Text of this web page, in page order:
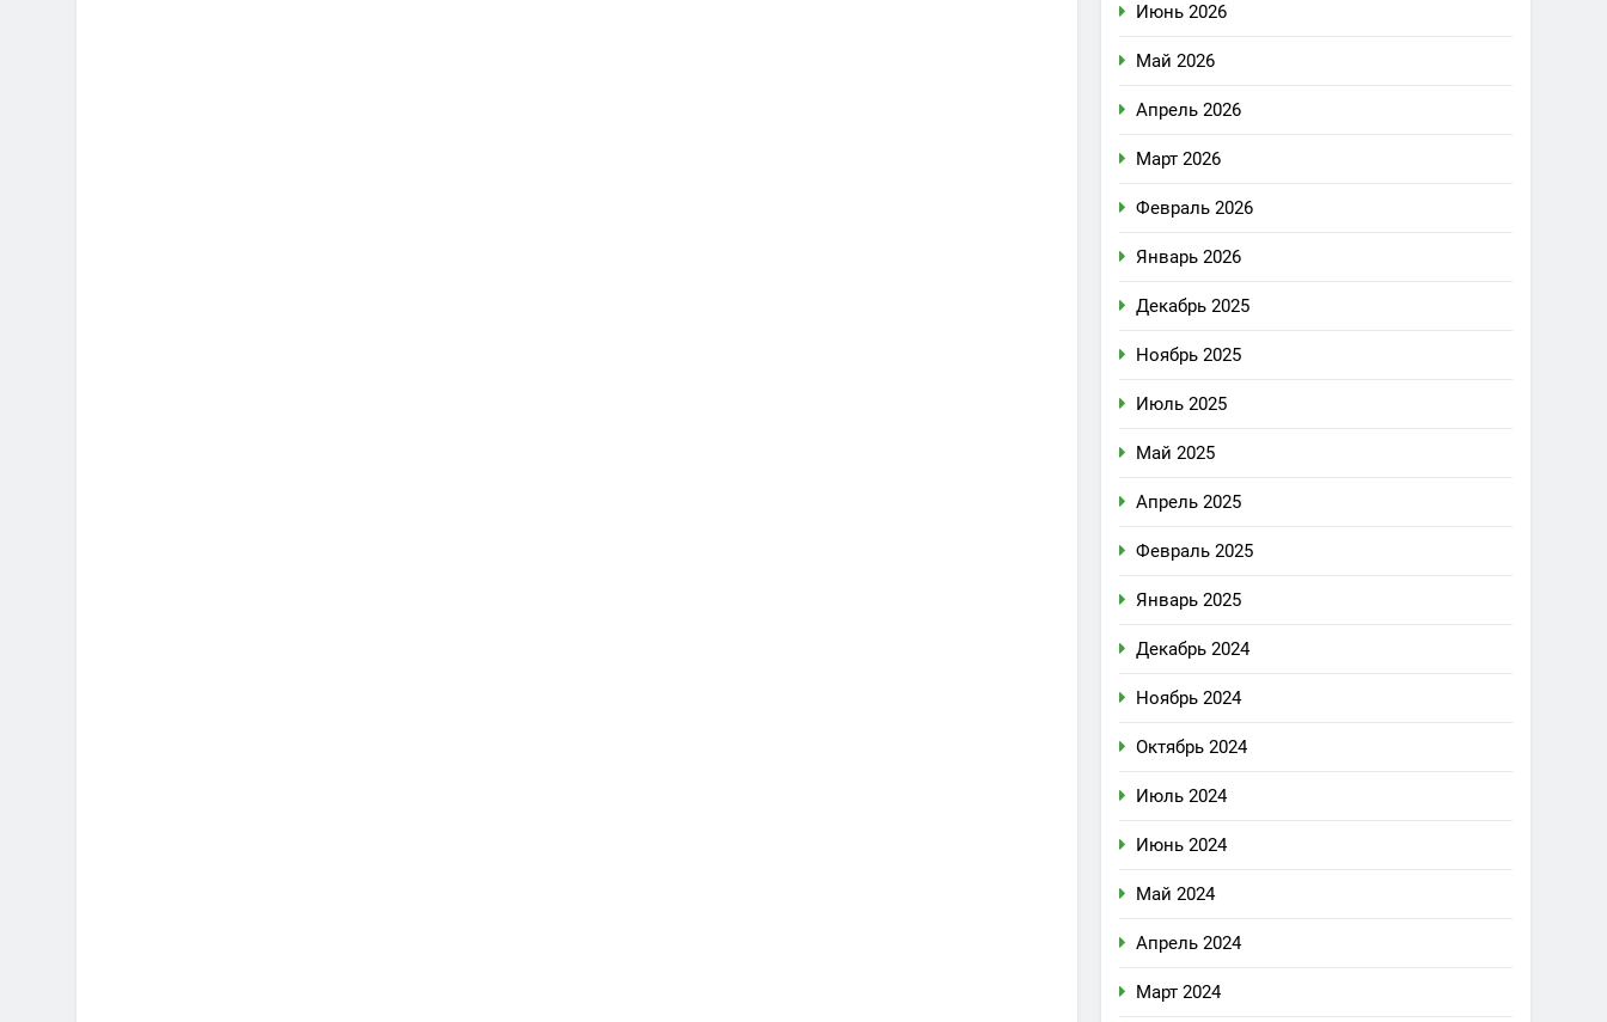
Июнь 2026
Май 2026
Апрель 2026
Март 2026
Февраль 2026
Январь 2026
Декабрь 2025
Ноябрь 2025
Июль 2025
Май 2025
Апрель 2025
Февраль 2025
Январь 2025
Декабрь 2024
Ноябрь 2024
Октябрь 2024
Июль 2024
Июнь 2024
Май 2024
Апрель 2024
Март 2024